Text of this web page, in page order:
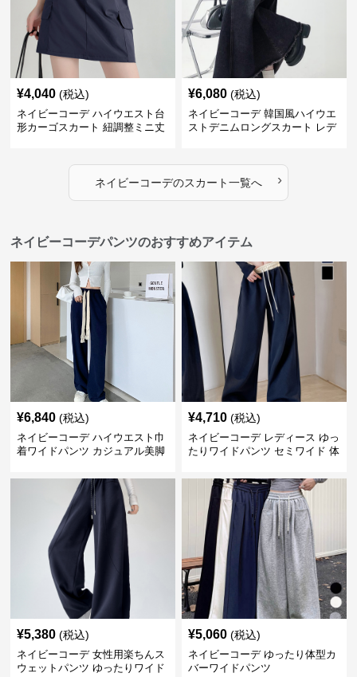
¥4,040 (税込)
ネイビーコーデ ハイウエスト台
形カーゴスカート 紐調整ミニ丈
¥6,080 (税込)
ネイビーコーデ 韓国風ハイウエ
ストデニムロングスカート レデ
ネイビーコーデのスカート一覧へ ›
ネイビーコーデパンツのおすすめアイテム
¥6,840 (税込)
ネイビーコーデ ハイウエスト巾
着ワイドパンツ カジュアル美脚
¥4,710 (税込)
ネイビーコーデ レディース ゆっ
たりワイドパンツ セミワイド 体
¥5,380 (税込)
ネイビーコーデ 女性用楽ちんス
ウェットパンツ ゆったりワイド
¥5,060 (税込)
ネイビーコーデ ゆったり体型カ
バーワイドパンツ